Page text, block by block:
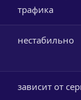
трафика
нестабильно
зависит от